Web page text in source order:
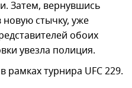
Затем, вернувшись
стычку, уже
обоих
увезла полиция.
рамках турнира UFC 229.